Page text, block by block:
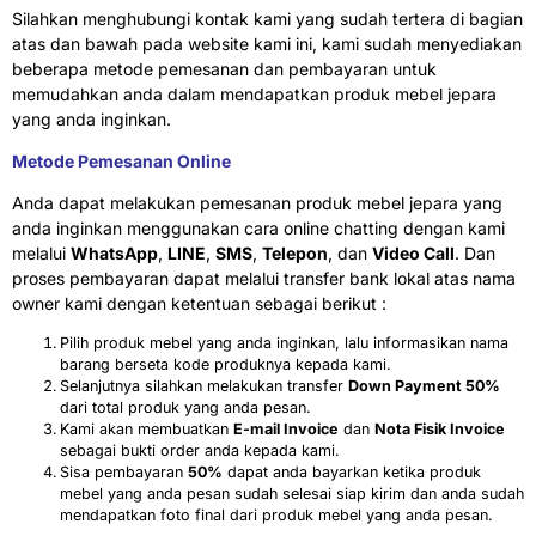
Silahkan menghubungi kontak kami yang sudah tertera di bagian
atas dan bawah pada website kami ini, kami sudah menyediakan
beberapa metode pemesanan dan pembayaran untuk
memudahkan anda dalam mendapatkan produk mebel jepara
yang anda inginkan.
Metode Pemesanan Online
Anda dapat melakukan pemesanan produk mebel jepara yang
anda inginkan menggunakan cara online chatting dengan kami
melalui WhatsApp, LINE, SMS, Telepon, dan Video Call. Dan
proses pembayaran dapat melalui transfer bank lokal atas nama
owner kami dengan ketentuan sebagai berikut :
Pilih produk mebel yang anda inginkan, lalu informasikan nama
barang berseta kode produknya kepada kami.
Selanjutnya silahkan melakukan transfer Down Payment 50%
dari total produk yang anda pesan.
Kami akan membuatkan E-mail Invoice dan Nota Fisik Invoice
sebagai bukti order anda kepada kami.
Sisa pembayaran 50% dapat anda bayarkan ketika produk
mebel yang anda pesan sudah selesai siap kirim dan anda sudah
mendapatkan foto final dari produk mebel yang anda pesan.